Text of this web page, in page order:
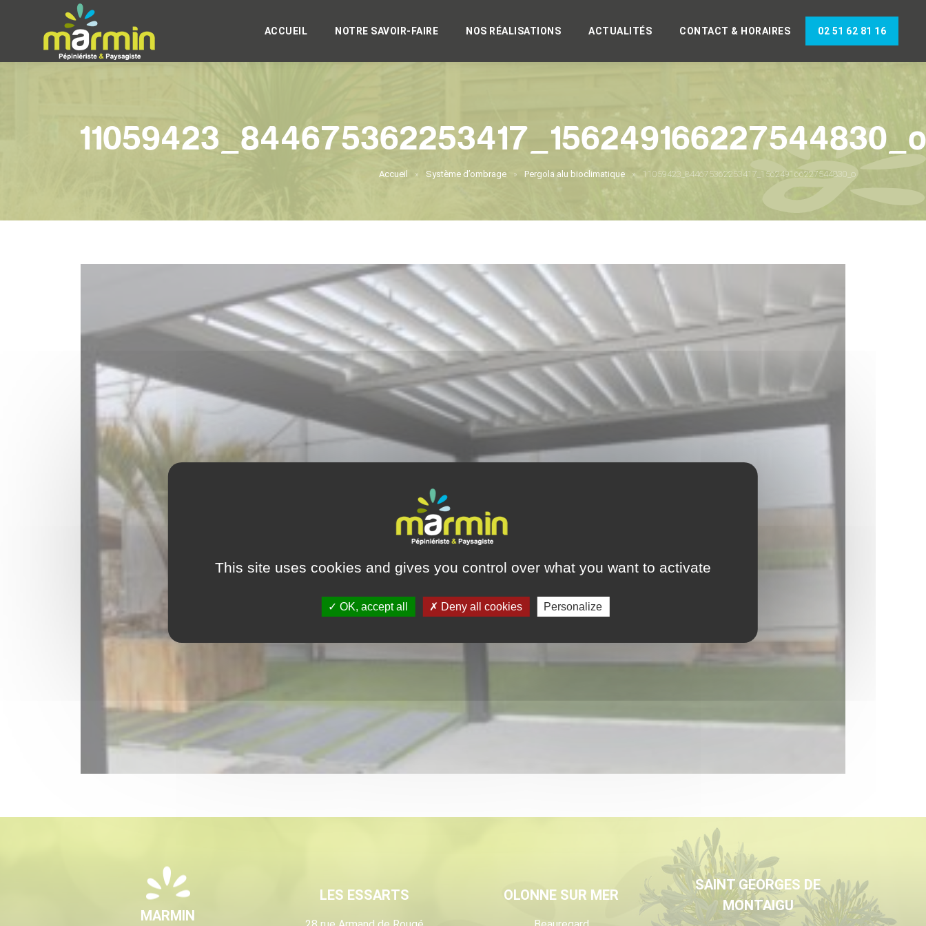
ACCUEIL NOTRE SAVOIR-FAIRE NOS RÉALISATIONS ACTUALITÉS CONTACT & HORAIRES 02 51 62 81 16
Accueil Système d’ombrage Pergola alu bioclimatique 11059423_844675362253417_156249166227544830_o
MARMIN
LES ESSARTS OLONNE SUR MER
SAINT GEORGES DE
MONTAIGU
This site uses cookies and gives you control over what you want to activate
OK, accept all Deny all cookies Personalize